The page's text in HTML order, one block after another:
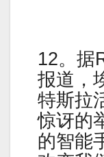
12。据
报道，
特斯拉
惊讶的
的智能